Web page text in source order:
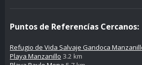
Puntos de Referencías Cercanos:
Refugio de Vida Salvaje Gandoca
Playa Manzanillo 3.2 km